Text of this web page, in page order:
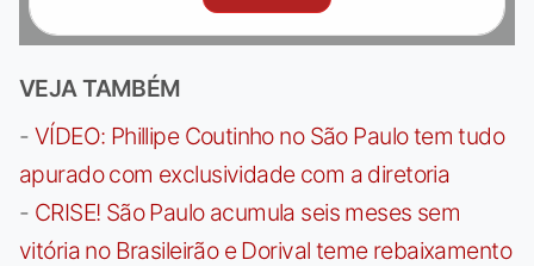
VEJA TAMBÉM
- VÍDEO: Phillipe Coutinho no São Paulo tem tudo
apurado com exclusividade com a diretoria
- CRISE! São Paulo acumula seis meses sem
vitória no Brasileirão e Dorival teme rebaixamento